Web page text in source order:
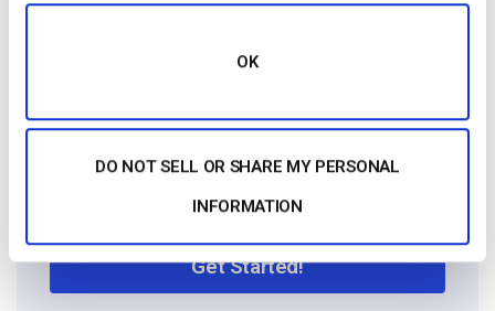
OK
DO NOT SELL OR SHARE MY PERSONAL
INFORMATION
Dacast Team
Free 14-Day Trial
Get Started!